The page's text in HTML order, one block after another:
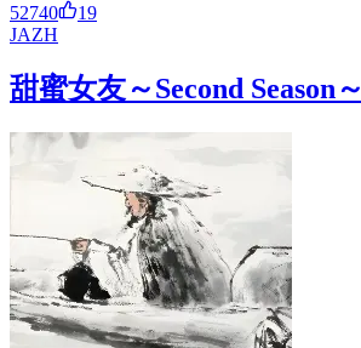
52740
19
JAZH
甜蜜女友～Second Season～